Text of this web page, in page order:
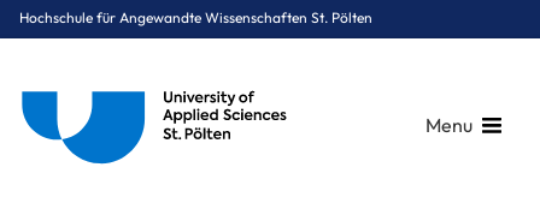
Hochschule für Angewandte Wissenschaften St. Pölten
Menu